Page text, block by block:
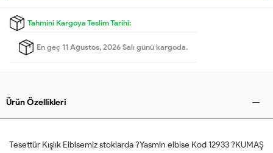
Tahmini Kargoya Teslim Tarihi:
En geç 11 Ağustos, 2026 Salı günü kargoda.
Ürün Özellikleri
Tesettür Kışlık Elbisemiz stoklarda ?Yasmin elbise Kod 12933 ?KUMAŞ